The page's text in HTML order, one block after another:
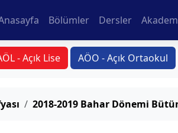
Bölümler Dersler
- Açık Lise AÖO - Açık Ortaokul
2018-2019 Bahar Dönemi